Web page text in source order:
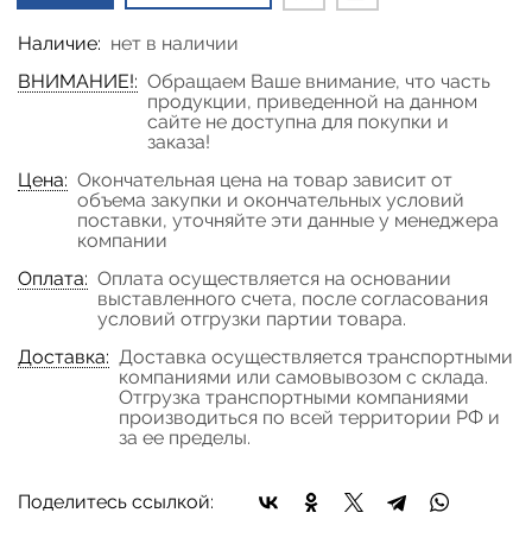
Наличие: нет в наличии
ВНИМАНИЕ!: Обращаем Ваше внимание, что часть
продукции, приведенной на данном
сайте не доступна для покупки и
заказа!
Цена: Окончательная цена на товар зависит от
объема закупки и окончательных условий
поставки, уточняйте эти данные у менеджера
компании
Оплата: Оплата осуществляется на основании
выставленного счета, после согласования
условий отгрузки партии товара.
Доставка: Доставка осуществляется транспортными
компаниями или самовывозом с склада.
Отгрузка транспортными компаниями
производиться по всей территории РФ и
за ее пределы.
Поделитесь ссылкой: